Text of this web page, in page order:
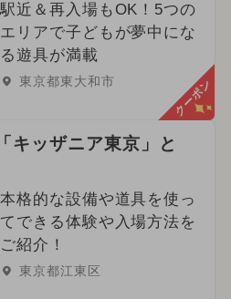
ト
ト
アウトドア
ト お正月
ニー ポケモン
駅近＆再入場もOK！5つの
エリアで子どもが夢中にな
る遊具が満載
東京都東大和市 クーポン
キッザニア東京」と
本格的な設備や道具を使っ
てできる体験や入場方法を
ご紹介！
東京都江東区